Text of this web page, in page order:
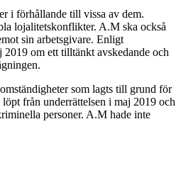
i förhållande till vissa av dem.
lojalitetskonflikter. A.M ska också
sin arbetsgivare. Enligt
2019 om ett tilltänkt avskedande och
som lagts till grund för
från underrättelsen i maj 2019 och
personer. A.M hade inte